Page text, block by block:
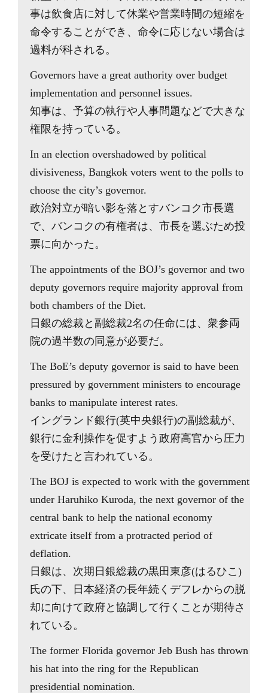
事は飲食店に対して休業や営業時間の短縮を
命令することができ、命令に応じない場合は
過料が科される。
Governors have a great authority over budget
implementation and personnel issues.
知事は、予算の執行や人事問題などで大きな
権限を持っている。
In an election overshadowed by political
divisiveness, Bangkok voters went to the polls to
choose the city’s governor.
政治対立が暗い影を落とすバンコク市長選
で、バンコクの有権者は、市長を選ぶため投
票に向かった。
The appointments of the BOJ’s governor and two
deputy governors require majority approval from
both chambers of the Diet.
日銀の総裁と副総裁2名の任命には、衆参両
院の過半数の同意が必要だ。
The BoE’s deputy governor is said to have been
pressured by government ministers to encourage
banks to manipulate interest rates.
イングランド銀行(英中央銀行)の副総裁が、
銀行に金利操作を促すよう政府高官から圧力
を受けたと言われている。
The BOJ is expected to work with the government
under Haruhiko Kuroda, the next governor of the
central bank to help the national economy
extricate itself from a protracted period of
deflation.
日銀は、次期日銀総裁の黒田東彦(はるひこ)
氏の下、日本経済の長年続くデフレからの脱
却に向けて政府と協調して行くことが期待さ
れている。
The former Florida governor Jeb Bush has thrown
his hat into the ring for the Republican
presidential nomination.